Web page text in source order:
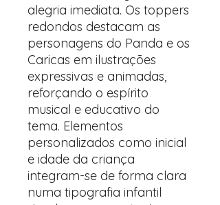
alegria imediata. Os toppers
redondos destacam as
personagens do Panda e os
Caricas em ilustrações
expressivas e animadas,
reforçando o espírito
musical e educativo do
tema. Elementos
personalizados como inicial
e idade da criança
integram-se de forma clara
numa tipografia infantil